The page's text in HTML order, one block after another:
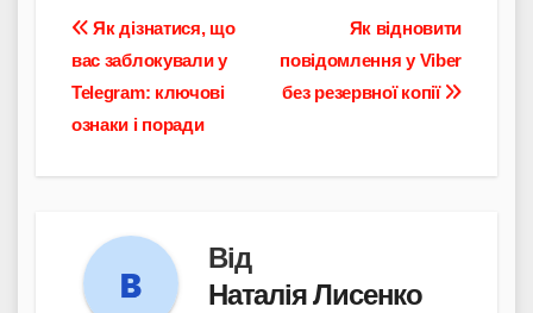
Навігація
записів
Як відновити
повідомлення у Viber
без резервної копії
Як дізнатися, що
вас заблокували у
Telegram: ключові
ознаки і поради
Від
Наталія Лисенко